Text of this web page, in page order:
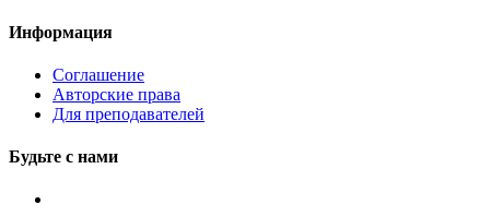
Информация
Соглашение
Авторские права
Для преподавателей
Будьте с нами